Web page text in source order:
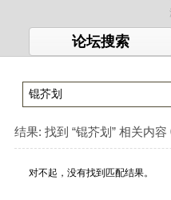
论坛搜索
结果: 找到 “锟芥划” 相关内容
对不起，没有找到匹配结果。